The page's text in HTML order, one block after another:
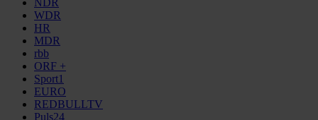
NDR
WDR
HR
MDR
rbb
ORF +
Sport1
EURO
REDBULLTV
Puls24